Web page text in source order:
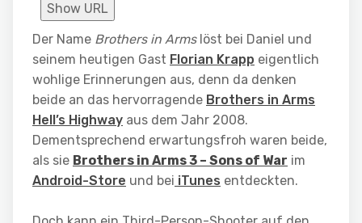
Show URL
Der Name Brothers in Armslöst bei Daniel und
seinem heutigen Gast Florian Krapp eigentlich
wohlige Erinnerungen aus, denn da denken
beide an das hervorragende Brothers in Arms
Hell’s Highway aus dem Jahr 2008.
Dementsprechend erwartungsfroh waren beide,
als sie Brothers in Arms 3 – Sons of War im
Android-Store und bei iTunes entdeckten.